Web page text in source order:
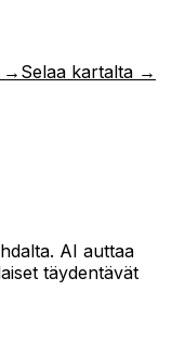
→Selaa kartalta →
AI auttaa
täydentävät